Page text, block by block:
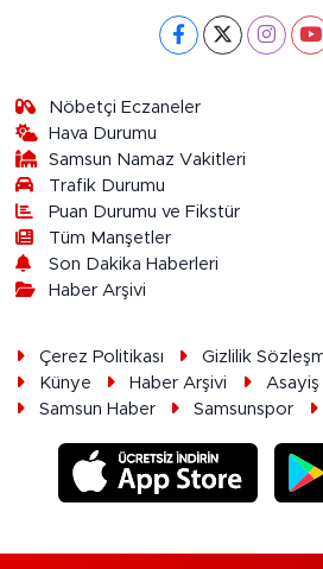
Nöbetçi Eczaneler
Hava Durumu
Samsun Namaz Vakitleri
Trafik Durumu
Puan Durumu ve Fikstür
Tüm Manşetler
Son Dakika Haberleri
Haber Arşivi
Çerez Politikası Gizlilik
Künye
Haber Arşivi Asayiş
Samsun Haber
Samsunspor